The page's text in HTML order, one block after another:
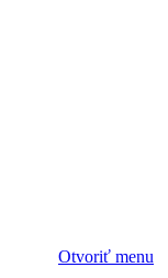
Otvoriť menu